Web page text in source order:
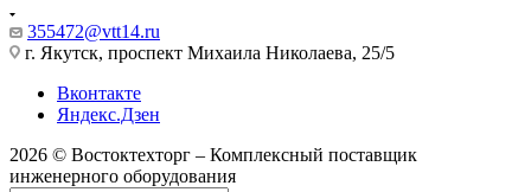
355472@vtt14.ru
г. Якутск, проспект Михаила Николаева, 25/5
Вконтакте
Яндекс.Дзен
2026 © Востоктехторг – Комплексный поставщик
инженерного оборудования